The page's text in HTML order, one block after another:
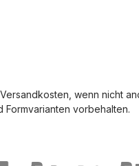
Versandkosten , wenn nicht
Formvarianten vorbehalten.